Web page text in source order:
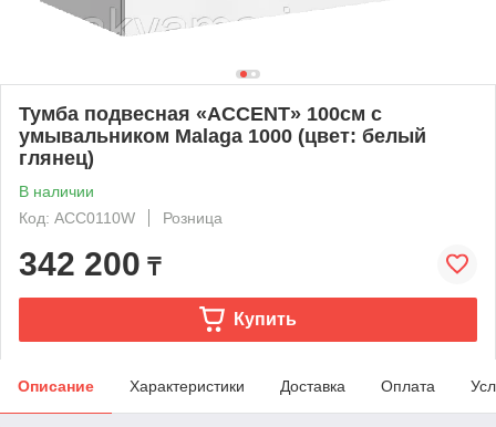
Тумба подвесная «ACCENT» 100см с
умывальником Malaga 1000 (цвет: белый
глянец)
В наличии
Код: ACC0110W
Розница
342 200 ₸
Купить
Описание Характеристики Доставка Оплата